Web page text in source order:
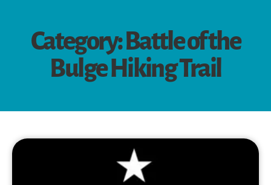
Category: Battle of the
Bulge Hiking Trail